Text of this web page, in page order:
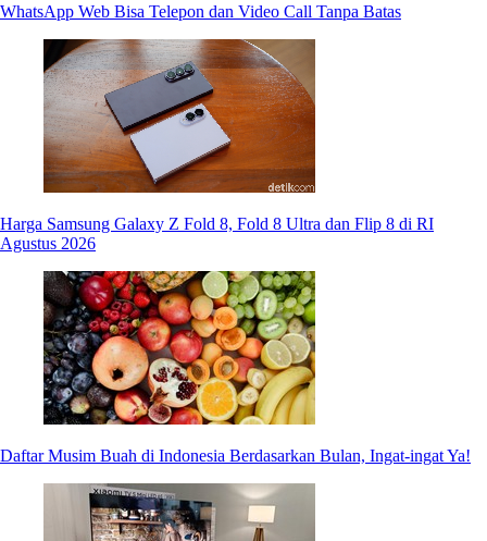
WhatsApp Web Bisa Telepon dan Video Call Tanpa Batas
Harga Samsung Galaxy Z Fold 8, Fold 8 Ultra dan Flip 8 di RI
Agustus 2026
Daftar Musim Buah di Indonesia Berdasarkan Bulan, Ingat-ingat Ya!